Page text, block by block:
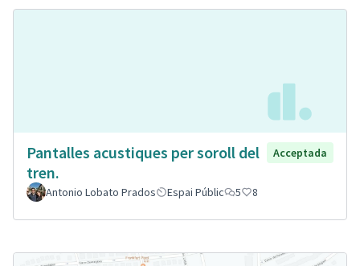
Pantalles acustiques per soroll del
tren.
Acceptada
Antonio Lobato Prados Espai Públic 5 8